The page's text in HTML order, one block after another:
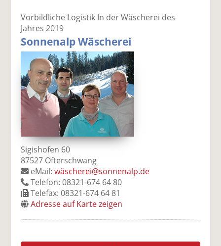
Vorbildliche Logistik In der Wäscherei des
Jahres 2019
Sonnenalp Wäscherei
Sigishofen 60
87527 Ofterschwang
eMail:wäscherei@sonnenalp.de
Telefon: 08321-674 64 80
Telefax: 08321-674 64 81
Adresse auf Karte zeigen